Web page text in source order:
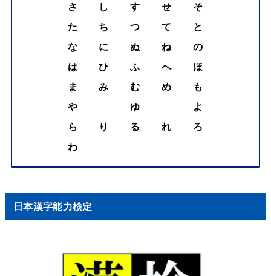
さ
し す せ
そ
た
ち つ て
と
な
に ぬ ね
の
は
ひ ふ へ
ほ
ま
み む め
も
や
ゆ
よ
ら
り る れ
ろ
わ
日本漢字能力検定